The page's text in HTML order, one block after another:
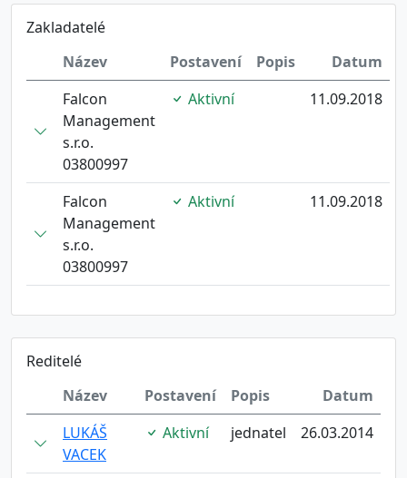
Zakladatelé
Název
Postavení Popis
Datum
Falcon
Management
s.r.o.
03800997
Aktivní 11.09.2018
Falcon
Management
s.r.o.
03800997
Aktivní 11.09.2018
Reditelé
Název
Postavení Popis
Datum
LUKÁŠ
VACEK
Aktivní jednatel 26.03.2014